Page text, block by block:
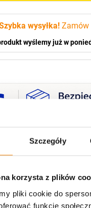
Szczegóły
korzysta z plików
pliki cookie do
funkcje
1-3 dni: od12,30 zł
wysyłka!Zamów
wyślemy już w